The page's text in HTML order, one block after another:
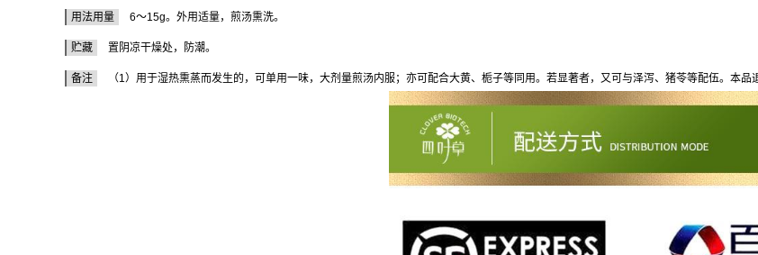
用法用量 6～15g。外用适量，煎汤熏洗。
贮藏 置阴凉干燥处，防潮。
备注 （1）用于湿热熏蒸而发生的，可单用一味，大剂量煎汤内服；亦可配合大黄、栀子等同用。若显著者，又可与泽泻、猪苓等配伍。本